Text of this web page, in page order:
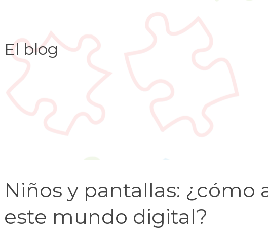
El blog
Niños y pantallas:
este mundo digital?